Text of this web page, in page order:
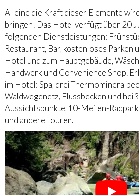
Alleine die Kraft dieser Elemente
bringen! Das Hotel verfügt über 20
folgenden Dienstleistungen:
Restaurant, Bar, kostenloses Parken
Hotel und zum Hauptgebäude,
Handwerk und Convenience Shop.
im Hotel: Spa, drei
Waldwegenetz, Flussbecken und
Aussichtspunkte, 10-Meilen-
und andere Touren.